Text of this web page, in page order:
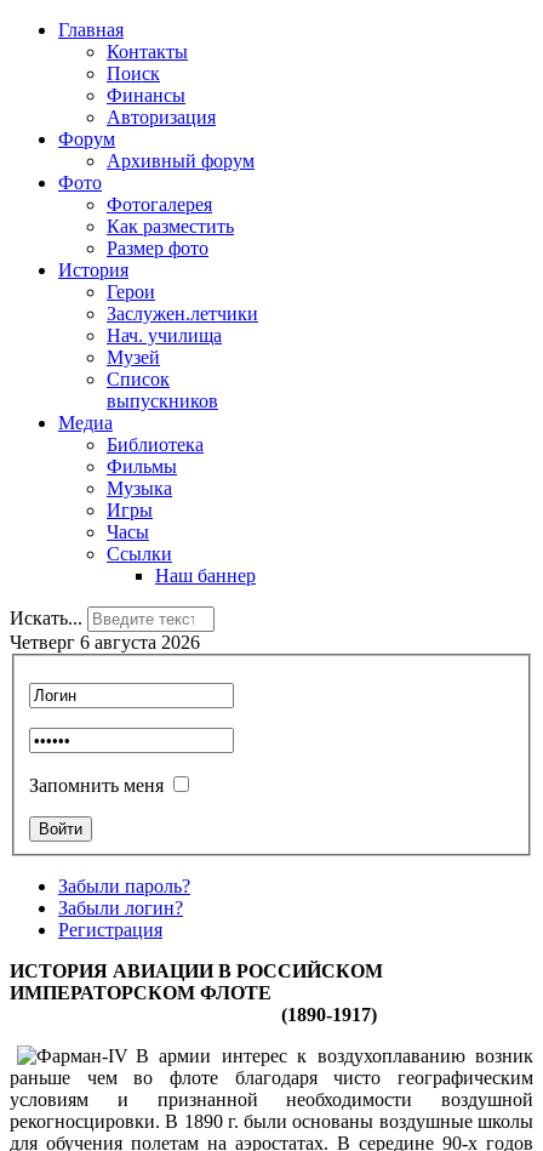
Главная
Контакты
Поиск
Финансы
Авторизация
Форум
Архивный форум
Фото
Фотогалерея
Как разместить
Размер фото
История
Герои
Заслужен.летчики
Нач. училища
Музей
Список
выпускников
Медиа
Библиотека
Фильмы
Музыка
Игры
Часы
Ссылки
Наш баннер
Искать...
Четверг 6 августа 2026
Запомнить меня
Забыли пароль?
Забыли логин?
Регистрация
ИСТОРИЯ АВИАЦИИ В РОССИЙСКОМ
ИМПЕРАТОРСКОМ ФЛОТЕ
(1890-1917)
В армии интерес к воздухоплаванию возник
раньше чем во флоте благодаря чисто географическим
условиям и признанной необходимости воздушной
рекогносцировки. В 1890 г. были основаны воздушные школы
для обучения полетам на аэростатах. В середине 90-х годов